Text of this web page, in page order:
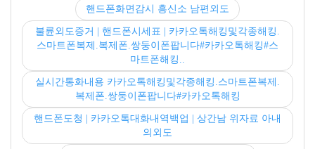
핸드폰화면감시 흥신소 남편외도
불륜외도증거 | 핸드폰시세표 | 카카오톡해킹및각종해킹.
스마트폰복제.복제폰.쌍둥이폰팝니다#카카오톡해킹#스
마트폰해킹..
실시간통화내용 카카오톡해킹및각종해킹.스마트폰복제.
복제폰.쌍둥이폰팝니다#카카오톡해킹
핸드폰도청 | 카카오톡대화내역백업 | 상간남 위자료 아내
의외도